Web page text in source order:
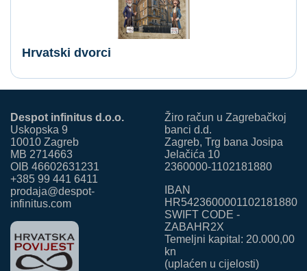
Hrvatski dvorci
Despot infinitus d.o.o.
Uskopska 9
10010 Zagreb
MB 2714663
OIB 46602631231
+385 99 441 6411
prodaja@despot-
infinitus.com
Žiro račun u Zagrebačkoj
banci d.d.
Zagreb, Trg bana Josipa
Jelačića 10
2360000-1102181880
IBAN
HR5423600001102181880
SWIFT CODE -
ZABAHR2X
Temeljni kapital: 20.000,00
kn
(uplaćen u cijelosti)